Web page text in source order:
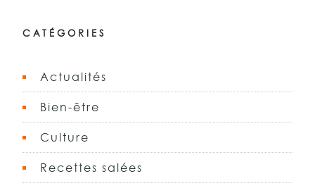
CATÉGORIES
Actualités
Bien-être
Culture
Recettes salées